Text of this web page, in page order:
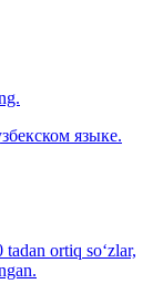
языке.
ortiq so‘zlar,